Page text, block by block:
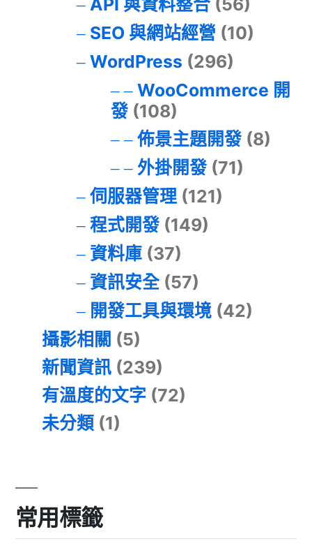
SEO 與網站經營 (10)
WordPress (296)
WooCommerce 開
發(108)
佈景主題開發(8)
外掛開發(71)
伺服器管理(121)
程式開發(149)
資料庫(37)
資訊安全(57)
開發工具與環境(42)
攝影相關 (5)
新聞資訊 (239)
有溫度的文字 (72)
未分類 (1)
常用標籤